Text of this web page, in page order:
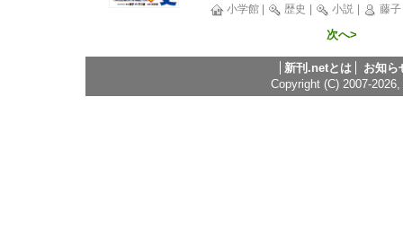
小学館 歴史 小説 藤
次へ>
新刊.netとは
お知ら
Copyright (C) 2007-2026,